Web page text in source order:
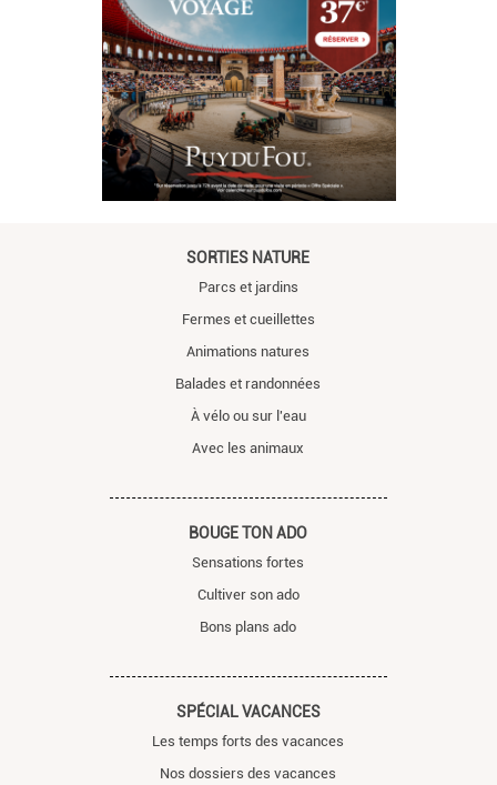
SORTIES NATURE
Parcs et jardins
Fermes et cueillettes
Animations natures
Balades et randonnées
À vélo ou sur l'eau
Avec les animaux
BOUGE TON ADO
Sensations fortes
Cultiver son ado
Bons plans ado
SPÉCIAL VACANCES
Les temps forts des vacances
Nos dossiers des vacances